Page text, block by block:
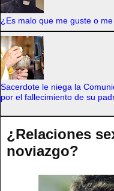
¿Es malo que me guste o
Sacerdote le niega la
por el fallecimiento de su
¿Relaciones
noviazgo?